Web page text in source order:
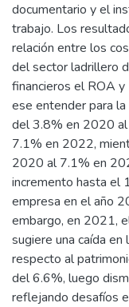
documentario y el
trabajo. Los
relación entre los
del sector ladrillero
financieros el ROA y
ese entender para
del 3.8% en 2020
7.1% en 2022,
2020 al 7.1% en
incremento hasta el
empresa en el año
embargo, en 2021,
sugiere una caída
respecto al
del 6.6%, luego
reflejando desafíos